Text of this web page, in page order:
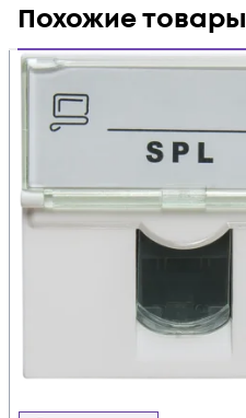
Похожие товары